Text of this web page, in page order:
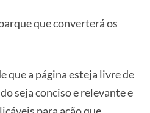
que converterá os
que a página esteja livre de
seja conciso e relevante e